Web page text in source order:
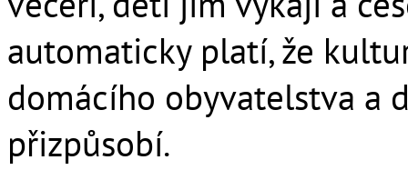
automaticky platí, že
domácího obyvatelstva a
přizpůsobí.